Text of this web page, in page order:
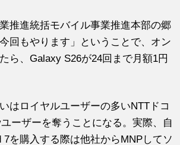
推進統括モバイル事業推進本部の郷
回もやります」ということで、オン
ら、Galaxy S26が24回まで月額1円
はロイヤルユーザーの多いNTTドコ
ーザーを奪うことになる。実際、自
7を購入する際は他社からMNPしてソ